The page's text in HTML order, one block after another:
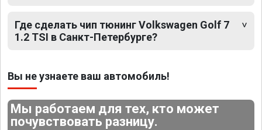
Где сделать чип тюнинг Volkswagen Golf 7
1.2 TSI в Санкт-Петербурге?
Вы не узнаете ваш автомобиль!
Мы работаем для тех, кто может
почувствовать разницу.